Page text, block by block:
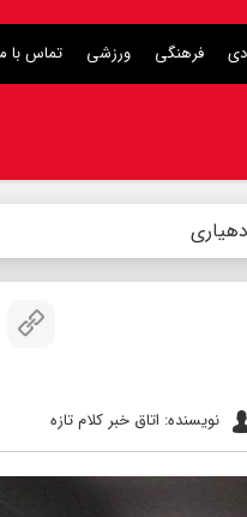
فرهنگی ورزشی تماس با
نویسنده: اتاق خبر کلام تازه